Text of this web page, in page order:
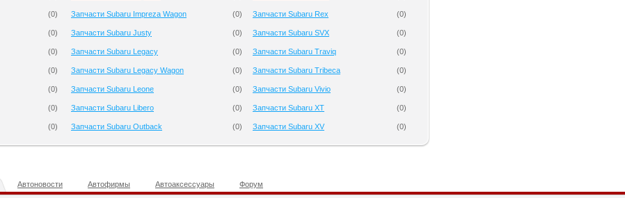
(0)
(0)
(0)
(0)
(0)
(0)
(0)
Запчасти Subaru Impreza Wagon (0)
Запчасти Subaru Justy (0)
Запчасти Subaru Legacy (0)
Запчасти Subaru Legacy Wagon (0)
Запчасти Subaru Leone (0)
Запчасти Subaru Libero (0)
Запчасти Subaru Outback (0)
Запчасти Subaru Rex (0)
Запчасти Subaru SVX (0)
Запчасти Subaru Traviq (0)
Запчасти Subaru Tribeca (0)
Запчасти Subaru Vivio (0)
Запчасти Subaru XT (0)
Запчасти Subaru XV (0)
Автоновости Автофирмы Автоаксессуары Форум